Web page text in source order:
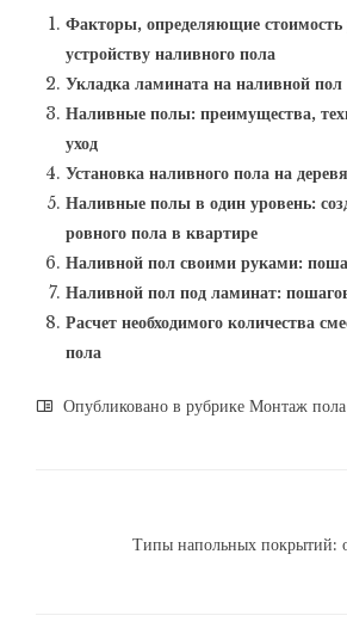
Факторы, определяющие стоимость
устройству наливного пола
Укладка ламината на наливной пол
Наливные полы: преимущества,
уход
Установка наливного пола на
Наливные полы в один уровень:
ровного пола в квартире
Наливной пол своими руками:
Наливной пол под ламинат:
Расчет необходимого количества
пола
Опубликовано в рубрике Монтаж пола
Типы напольных покрытий: